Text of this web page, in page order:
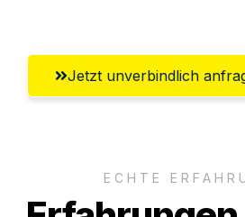
Jetzt unverbindlich
ECHTE